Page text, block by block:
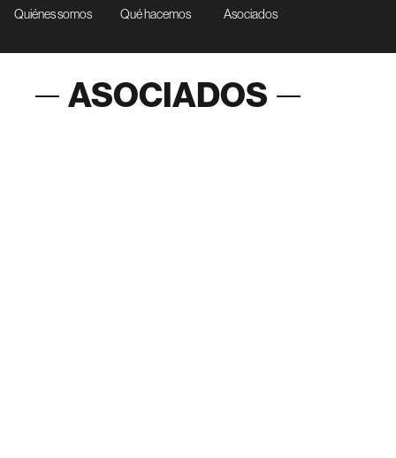
Quiénes somos Qué hacemos Asociados
ASOCIADOS